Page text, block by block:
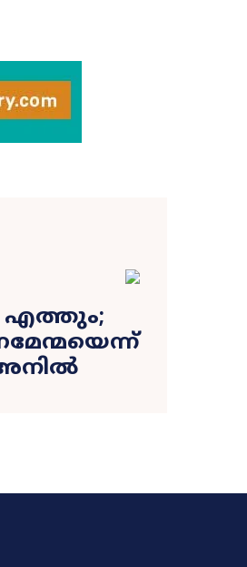
എത്തും;
അനിൽ